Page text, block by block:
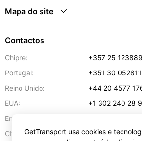
Mapa do site
Contactos
Chipre:
+357 25 123889
Portugal:
+351 30
Reino Unido:
+44 20 4577
EUA:
+1 302 240 28
Endereço de e-mail:
Chipre:
57 Spyrou
GetTransport usa cookies e